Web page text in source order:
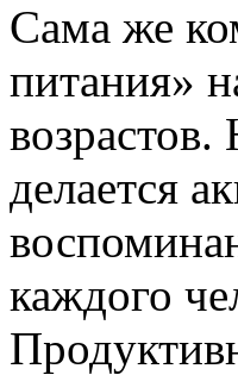
Сама же
питания»
делается
каждого